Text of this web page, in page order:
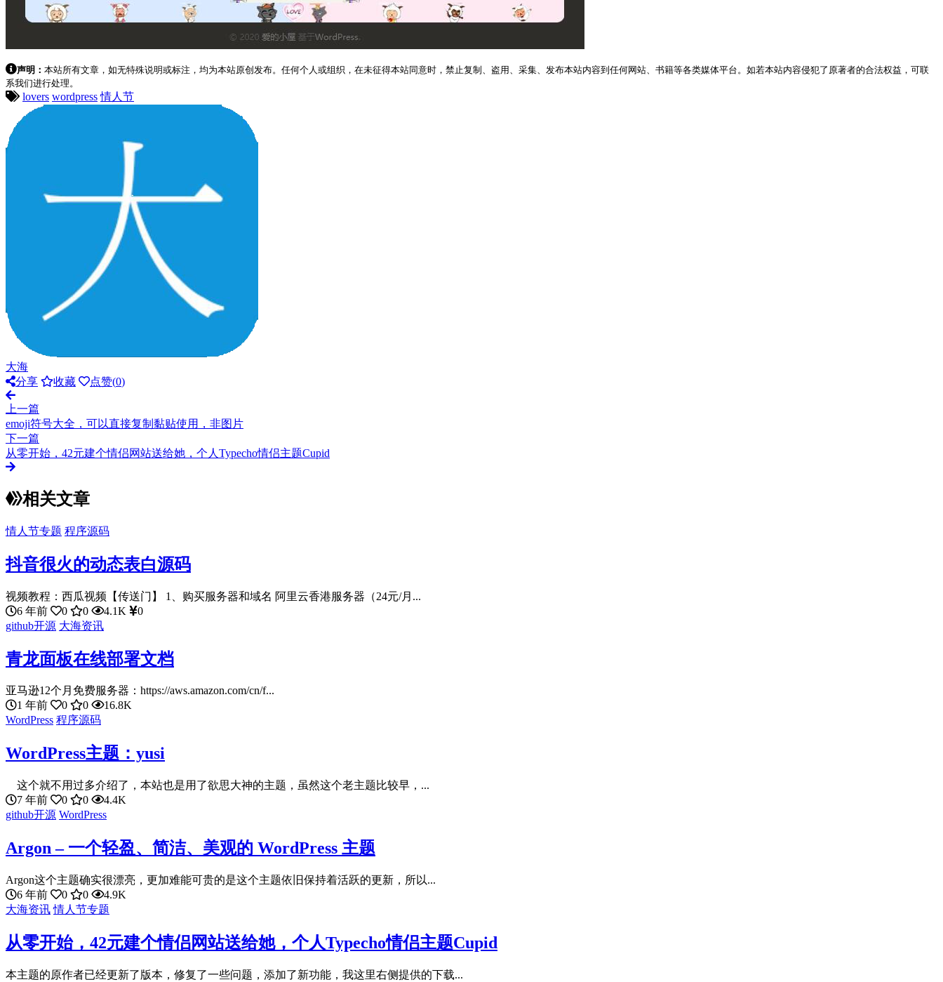
声明： 本站所有文章，如无特殊说明或标注，均为本站原创发布。任何个人或组织，在未征得本站同意时，禁止复制、盗用、采集、发布本站内容到任何网站、书籍等各类媒体平台。如若本站内容侵犯了原著者的合法权益，可联
系我们进行处理。
lovers wordpress 情人节
大海
分享
收藏 点赞(0)
上一篇
emoji符号大全，可以直接复制黏贴使用，非图片
下一篇
从零开始，42元建个情侣网站送给她，个人Typecho情侣主题Cupid
相关文章
情人节专题 程序源码
抖音很火的动态表白源码
视频教程：西瓜视频【传送门】 1、购买服务器和域名 阿里云香港服务器（24元/月...
6 年前
0 0 4.1K
0
github开源 大海资讯
青龙面板在线部署文档
亚马逊12个月免费服务器：https://aws.amazon.com/cn/f...
1 年前
0 0
16.8K
WordPress 程序源码
WordPress主题：yusi
这个就不用过多介绍了，本站也是用了欲思大神的主题，虽然这个老主题比较早，...
7 年前
0 0
4.4K
github开源 WordPress
Argon – 一个轻盈、简洁、美观的 WordPress 主题
Argon这个主题确实很漂亮，更加难能可贵的是这个主题依旧保持着活跃的更新，所以...
6 年前
0 0
4.9K
大海资讯 情人节专题
从零开始，42元建个情侣网站送给她，个人Typecho情侣主题Cupid
本主题的原作者已经更新了版本，修复了一些问题，添加了新功能，我这里右侧提供的下载...